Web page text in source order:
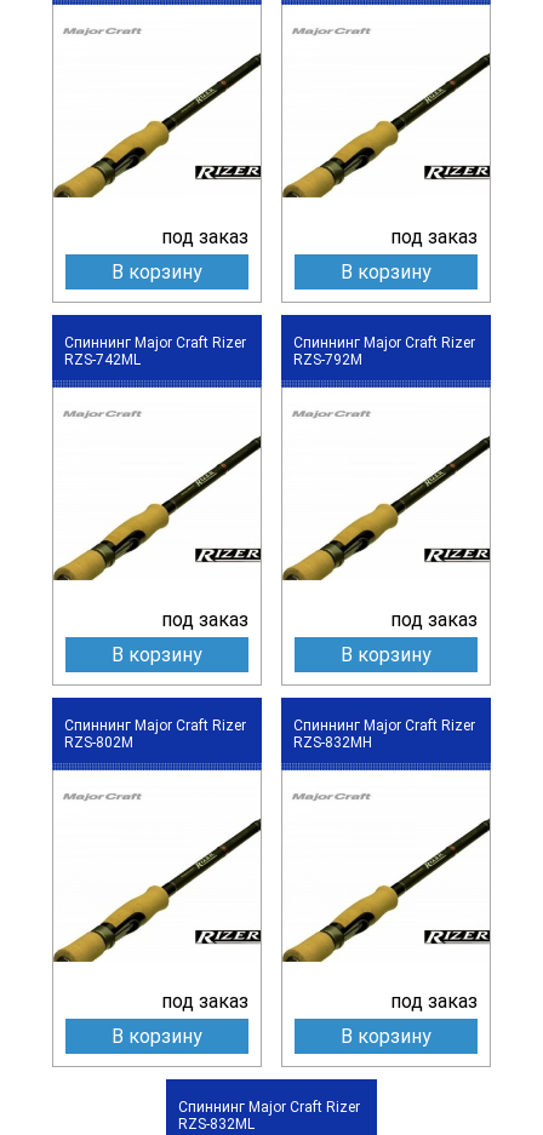
под заказ
В корзину
под заказ
В корзину
Спиннинг Major Craft Rizer
RZS-742ML
под заказ
В корзину
Спиннинг Major Craft Rizer
RZS-792M
под заказ
В корзину
Спиннинг Major Craft Rizer
RZS-802M
под заказ
В корзину
Спиннинг Major Craft Rizer
RZS-832MH
под заказ
В корзину
Спиннинг Major Craft Rizer
RZS-832ML